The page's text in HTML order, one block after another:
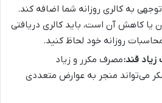
به کالری روزانه شما اضافه کند.
کاهش آن است، باید کالری دریافتی
روزانه خود لحاظ کنید.
قند:مصرف مکرر و زیاد
می‌تواند منجر به عوارض متعددی